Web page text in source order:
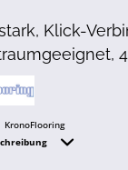
Klick-
KronoFlooring